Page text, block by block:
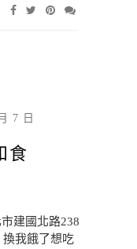
7 日
食
建國北路238
我餓了想吃